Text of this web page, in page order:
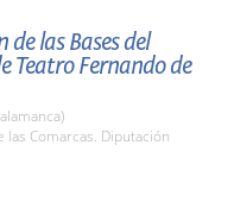
de las Bases del
Teatro Fernando de
las Comarcas. Diputación